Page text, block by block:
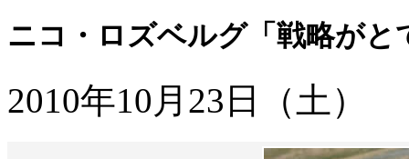
ニコ・ロズベルグ「戦略がと
2010年10月23日（土）